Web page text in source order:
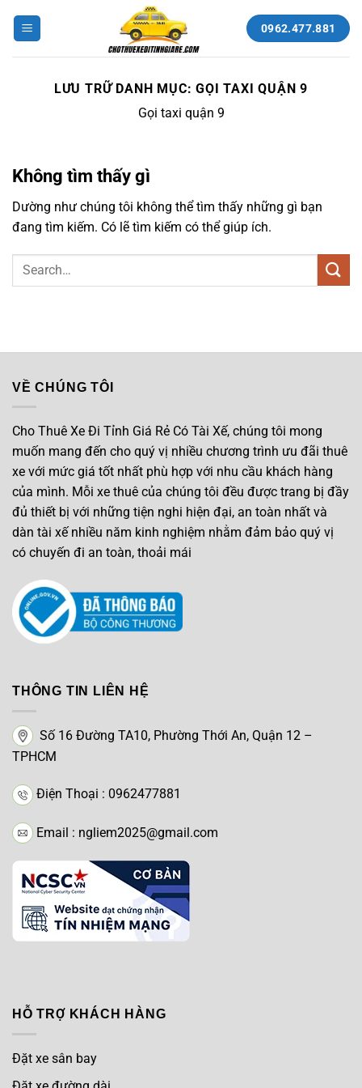
0962.477.881
LƯU TRỮ DANH MỤC:GỌI TAXI QUẬN 9
Gọi taxi quận 9
Không tìm thấy gì
Dường như chúng tôi không thể tìm thấy những gì bạn
đang tìm kiếm. Có lẽ tìm kiếm có thể giúp ích.
VỀ CHÚNG TÔI
Cho Thuê Xe Đi Tỉnh Giá Rẻ Có Tài Xế, chúng tôi mong
muốn mang đến cho quý vị nhiều chương trình ưu đãi thuê
xe với mức giá tốt nhất phù hợp với nhu cầu khách hàng
của mình. Mỗi xe thuê của chúng tôi đều được trang bị đầy
đủ thiết bị với những tiện nghi hiện đại, an toàn nhất và
dàn tài xế nhiều năm kinh nghiệm nhằm đảm bảo quý vị
có chuyến đi an toàn, thoải mái
THÔNG TIN LIÊN HỆ
Số 16 Đường TA10, Phường Thới An, Quận 12 –
TPHCM
Điện Thoại : 0962477881
Email : ngliem2025@gmail.com
HỖ TRỢ KHÁCH HÀNG
Đặt xe sân bay